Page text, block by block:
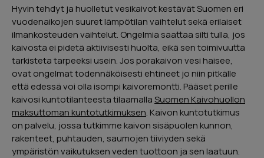
Hyvin tehdyt ja huolletut vesikaivot kestävät Suomen eri
vuodenaikojen suuret lämpötilan vaihtelut sekä erilaiset
ilmankosteuden vaihtelut. Ongelmia saattaa silti tulla, jos
kaivosta ei pidetä aktiivisesti huolta, eikä sen toimivuutta
tarkisteta tarpeeksi usein. Jos porakaivon vesi haisee,
ovat ongelmat todennäköisesti ehtineet jo niin pitkälle
että edessä voi olla isompi kaivoremontti. Pääset perille
kaivosi kuntotilanteesta tilaamallaSuomen Kaivohuollon
maksuttoman kuntotutkimuksen. Kaivon kuntotutkimus
on palvelu, jossa tutkimme kaivon sisäpuolen kunnon,
rakenteet, puhtauden, saumojen tiiviyden sekä
ympäristön vaikutuksen veden tuottoon ja sen laatuun.
Hieno kokemus. Myyjä kertoi kaiken
tarvittavan. Sai hyvän käsityksen miten
rahoitus hoidetaan ja miten kannattaa
hakea kotitalousvähennystä. Kaivon
huoltotyö hoidettiin ajallaan ja erittäin
ammattimaisesti.
GoogleReviews
04/2024
Page